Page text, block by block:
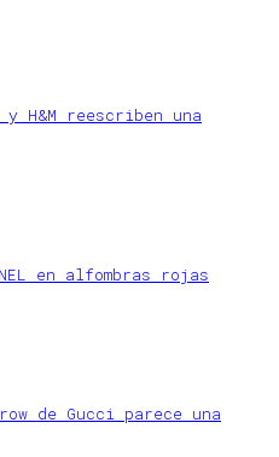
H&M reescriben una
en alfombras rojas
de Gucci parece una